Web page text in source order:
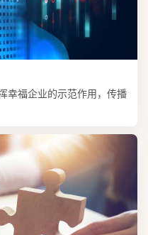
幸福企业的示范作用，传播